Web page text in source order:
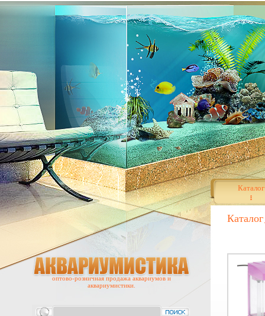
Каталог
Каталог
оптово-розничная продажа аквариумов и
аквариумистики.